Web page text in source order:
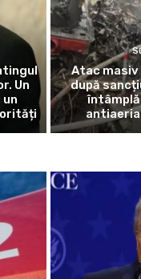
Un
Atac masiv
după